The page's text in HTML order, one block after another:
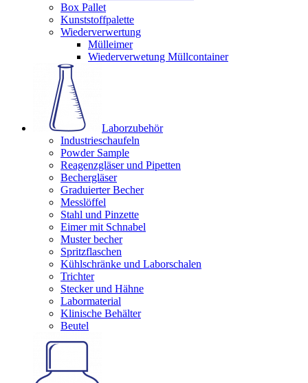
Box Pallet
Kunststoffpalette
Wiederverwertung
Mülleimer
Wiederverwetung Müllcontainer
Laborzubehör
Industrieschaufeln
Powder Sample
Reagenzgläser und Pipetten
Bechergläser
Graduierter Becher
Messlöffel
Stahl und Pinzette
Eimer mit Schnabel
Muster becher
Spritzflaschen
Kühlschränke und Laborschalen
Trichter
Stecker und Hähne
Labormaterial
Klinische Behälter
Beutel